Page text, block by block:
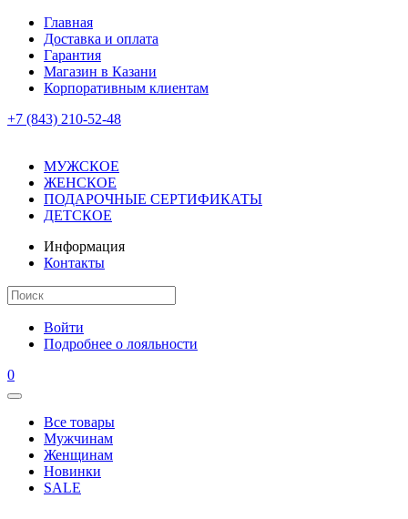
Главная
Доставка и оплата
Гарантия
Магазин в Казани
Корпоративным клиентам
+7 (843) 210-52-48
МУЖСКОЕ
ЖЕНСКОЕ
ПОДАРОЧНЫЕ СЕРТИФИКАТЫ
ДЕТСКОЕ
Информация
Контакты
Войти
Подробнее о лояльности
0
Все товары
Мужчинам
Женщинам
Новинки
SALE